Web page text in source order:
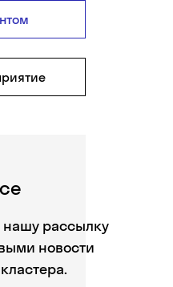
рассылку
новости